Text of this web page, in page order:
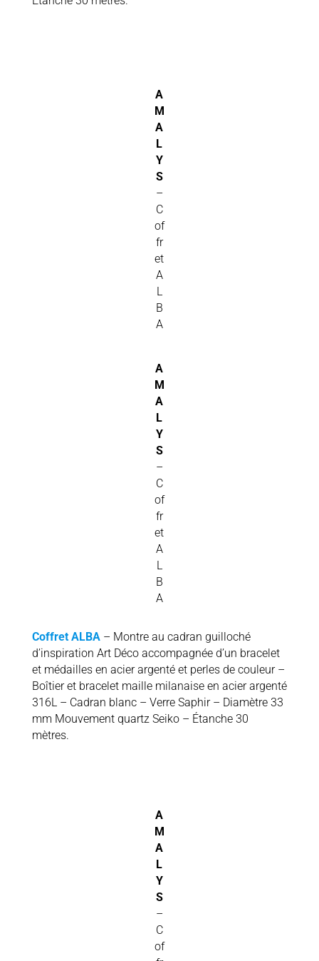
A
M
A
L
Y
S
–
C
of
fr
et
A
L
B
A
A
M
A
L
Y
S
–
C
of
fr
et
A
L
B
A
Coffret ALBA – Montre au cadran guilloché
d’inspiration Art Déco accompagnée d’un bracelet
et médailles en acier argenté et perles de couleur –
Boîtier et bracelet maille milanaise en acier argenté
316L – Cadran blanc – Verre Saphir – Diamètre 33
mm Mouvement quartz Seiko – Étanche 30
mètres.
A
M
A
L
Y
S
–
C
of